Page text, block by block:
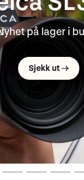
ikke